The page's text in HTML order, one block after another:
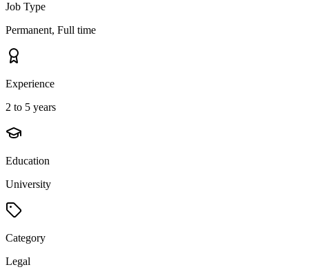
Job Type
Permanent, Full time
Experience
2 to 5 years
Education
University
Category
Legal